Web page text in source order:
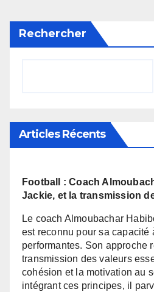
Rechercher
Articles Récents
Football : Coach
Jackie, et la transmission
Le coach Almoubachar
est reconnu pour sa capacité
performantes. Son approche
transmission des valeurs
cohésion et la motivation au
intégrant ces principes, il